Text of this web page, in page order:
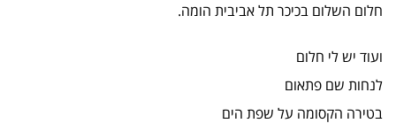
חלום השלום בכיכר תל אביבית הומה.
ועוד יש לי חלום
לנחות שם פתאום
בטירה הקסומה על שפת הים